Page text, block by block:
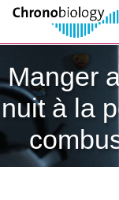
Manger
nuit à la